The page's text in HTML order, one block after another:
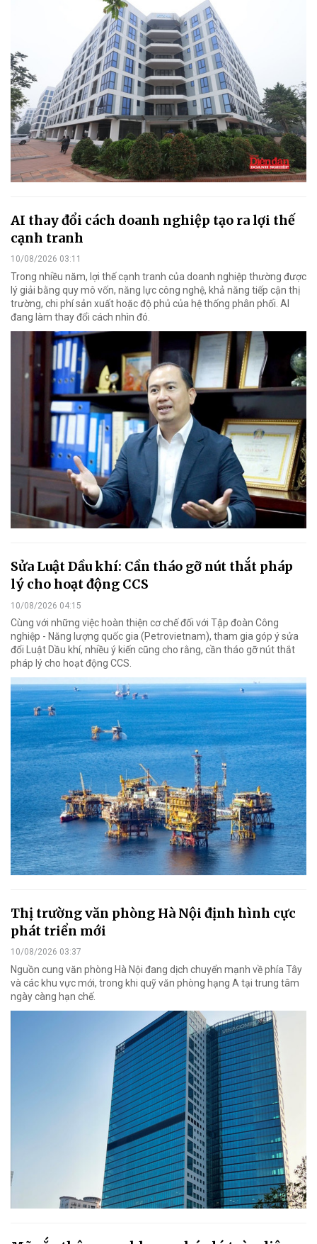
AI thay đổi cách doanh nghiệp tạo ra lợi thế
cạnh tranh
10/08/2026 03:11
Trong nhiều năm, lợi thế cạnh tranh của doanh nghiệp thường được
lý giải bằng quy mô vốn, năng lực công nghệ, khả năng tiếp cận thị
trường, chi phí sản xuất hoặc độ phủ của hệ thống phân phối. AI
đang làm thay đổi cách nhìn đó.
Sửa Luật Dầu khí: Cần tháo gỡ nút thắt pháp
lý cho hoạt động CCS
10/08/2026 04:15
Cùng với những việc hoàn thiện cơ chế đối với Tập đoàn Công
nghiệp - Năng lượng quốc gia (Petrovietnam), tham gia góp ý sửa
đổi Luật Dầu khí, nhiều ý kiến cũng cho rằng, cần tháo gỡ nút thắt
pháp lý cho hoạt động CCS.
Thị trường văn phòng Hà Nội định hình cực
phát triển mới
10/08/2026 03:37
Nguồn cung văn phòng Hà Nội đang dịch chuyển mạnh về phía Tây
và các khu vực mới, trong khi quỹ văn phòng hạng A tại trung tâm
ngày càng hạn chế.